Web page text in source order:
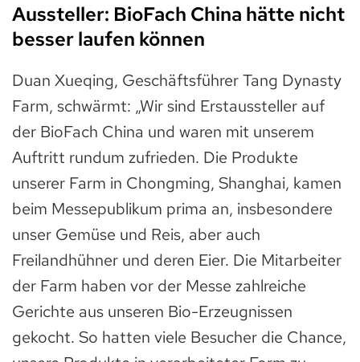
Aussteller: BioFach China hätte nicht
besser laufen können
Duan Xueqing, Geschäftsführer Tang Dynasty
Farm, schwärmt: „Wir sind Erstaussteller auf
der BioFach China und waren mit unserem
Auftritt rundum zufrieden. Die Produkte
unserer Farm in Chongming, Shanghai, kamen
beim Messepublikum prima an, insbesondere
unser Gemüse und Reis, aber auch
Freilandhühner und deren Eier. Die Mitarbeiter
der Farm haben vor der Messe zahlreiche
Gerichte aus unseren Bio-Erzeugnissen
gekocht. So hatten viele Besucher die Chance,